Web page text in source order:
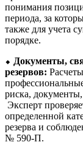
понимания
периода, за
также для учета
порядке.
⬥ Документы,
резервов:
риска,
Эксперт
определенной
резерва и
№ 590-П.